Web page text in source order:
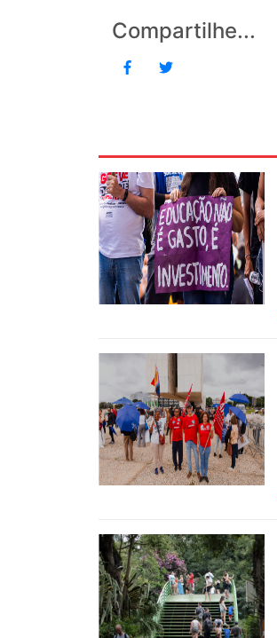
Compartilhe...